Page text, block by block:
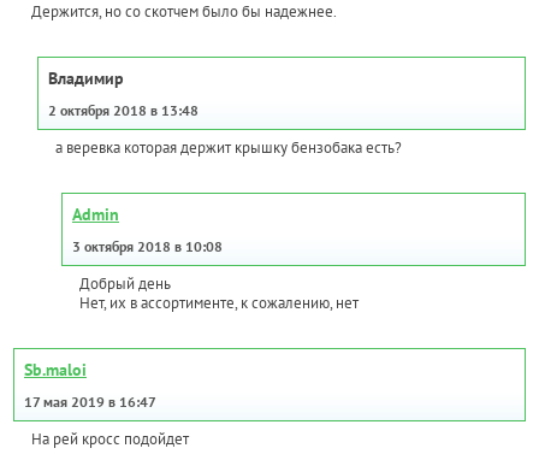
Держится, но со скотчем было бы надежнее.
Владимир
2 октября 2018 в 13:48
а веревка которая держит крышку бензобака есть?
Admin
3 октября 2018 в 10:08
Добрый день
Нет, их в ассортименте, к сожалению, нет
Sb.maloi
17 мая 2019 в 16:47
На рей кросс подойдет